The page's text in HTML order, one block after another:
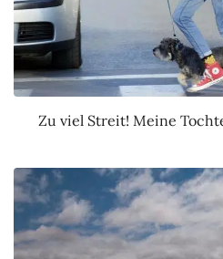
Zu viel Streit! Meine